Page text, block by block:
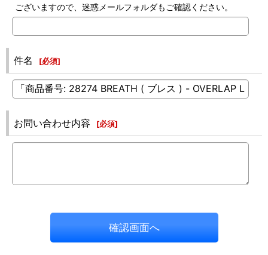
ございますので、迷惑メールフォルダもご確認ください。
件名 [必須]
お問い合わせ内容 [必須]
確認画面へ